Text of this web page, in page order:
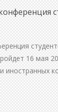
16 мая
иностранных